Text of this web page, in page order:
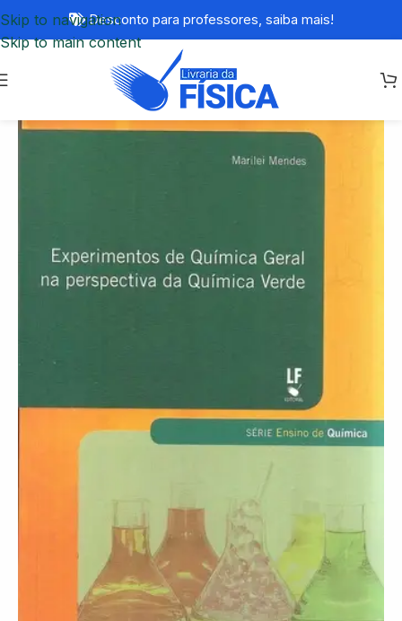
Skip to navigation
Skip to main content
Desconto para professores, saiba mais!